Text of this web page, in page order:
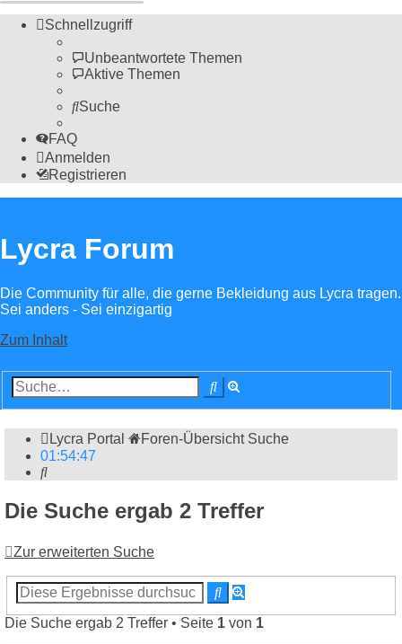
Schnellzugriff
Unbeantwortete Themen
Aktive Themen
Suche
FAQ
Anmelden
Registrieren
Lycra Forum
Die Community für alle, die gerne Bekleidung aus Lycra tragen.
Sei anders - Sei einzigartig
Zum Inhalt
Suche
Lycra Portal Foren-Übersicht Suche
01:54:48
Suche
Die Suche ergab 2 Treffer
Zur erweiterten Suche
SucheErweiterte
Suche
Die Suche ergab 2 Treffer • Seite 1 von 1